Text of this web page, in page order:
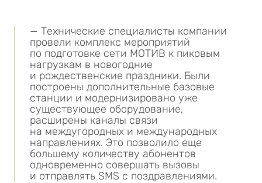
— Технические специалисты компании
провели комплекс мероприятий
по подготовке сети МОТИВ к пиковым
нагрузкам в новогодние
и рождественские праздники. Были
построены дополнительные базовые
станции и модернизировано уже
существующее оборудование,
расширены каналы связи
на междугородных и международных
направлениях. Это позволило еще
большему количеству абонентов
одновременно совершать вызовы
и отправлять SMS с поздравлениями.